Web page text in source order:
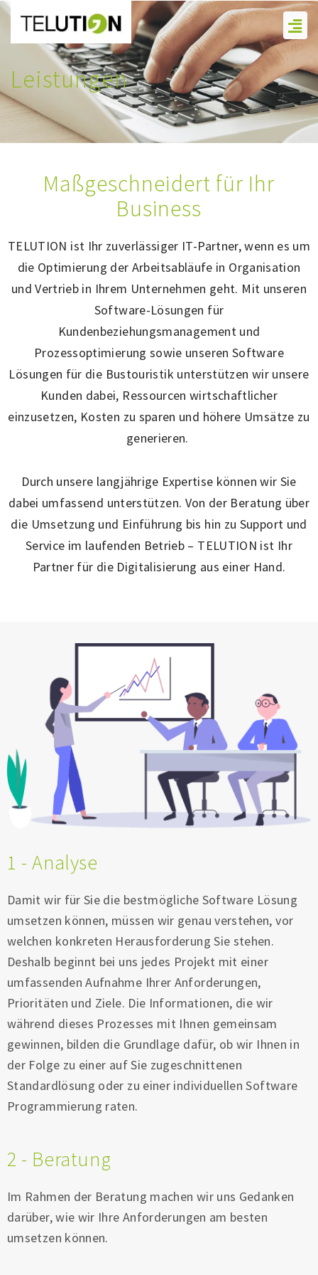
Zum
springen
Leistungen
Maßgeschneidert für Ihr
Business
TELUTION ist Ihr zuverlässiger IT-Partner, wenn es um
die Optimierung der Arbeitsabläufe in Organisation
und Vertrieb in Ihrem Unternehmen geht. Mit unseren
Software-Lösungen für
Kundenbeziehungsmanagement und
Prozessoptimierung sowie unseren Software
Lösungen für die Bustouristik unterstützen wir unsere
Kunden dabei, Ressourcen wirtschaftlicher
einzusetzen, Kosten zu sparen und höhere Umsätze zu
generieren.
Durch unsere langjährige Expertise können wir Sie
dabei umfassend unterstützen. Von der Beratung über
die Umsetzung und Einführung bis hin zu Support und
Service im laufenden Betrieb – TELUTION ist Ihr
Partner für die Digitalisierung aus einer Hand.
1 - Analyse
Damit wir für Sie die bestmögliche Software Lösung
umsetzen können, müssen wir genau verstehen, vor
welchen konkreten Herausforderung Sie stehen.
Deshalb beginnt bei uns jedes Projekt mit einer
umfassenden Aufnahme Ihrer Anforderungen,
Prioritäten und Ziele. Die Informationen, die wir
während dieses Prozesses mit Ihnen gemeinsam
gewinnen, bilden die Grundlage dafür, ob wir Ihnen in
der Folge zu einer auf Sie zugeschnittenen
Standardlösung oder zu einer individuellen Software
Programmierung raten.
2 - Beratung
Im Rahmen der Beratung machen wir uns Gedanken
darüber, wie wir Ihre Anforderungen am besten
umsetzen können.